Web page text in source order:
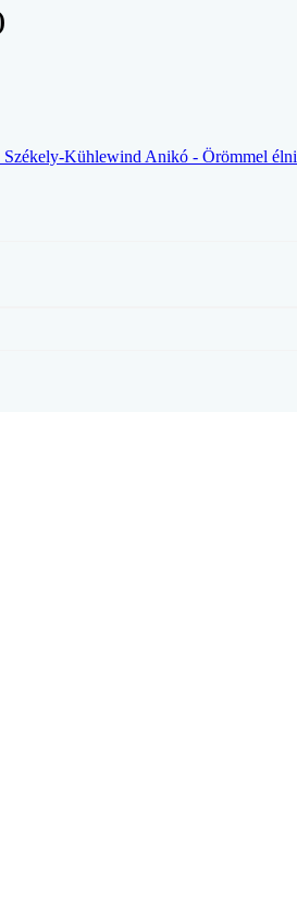
Kühlewind Anikó - Örömmel élni